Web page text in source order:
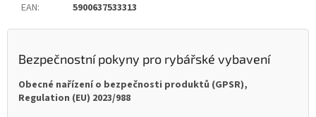
EAN: 5900637533313
Bezpečnostní pokyny pro rybářské vybavení
Obecné nařízení o bezpečnosti produktů (GPSR),
Regulation (EU) 2023/988